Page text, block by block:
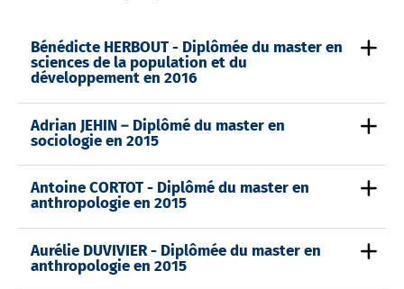
Bénédicte HERBOUT - Diplômée du master en
sciences de la population et du
développement en 2016
Adrian JEHIN – Diplômé du master en
sociologie en 2015
Antoine CORTOT - Diplômé du master en
anthropologie en 2015
Aurélie DUVIVIER - Diplômée du master en
anthropologie en 2015